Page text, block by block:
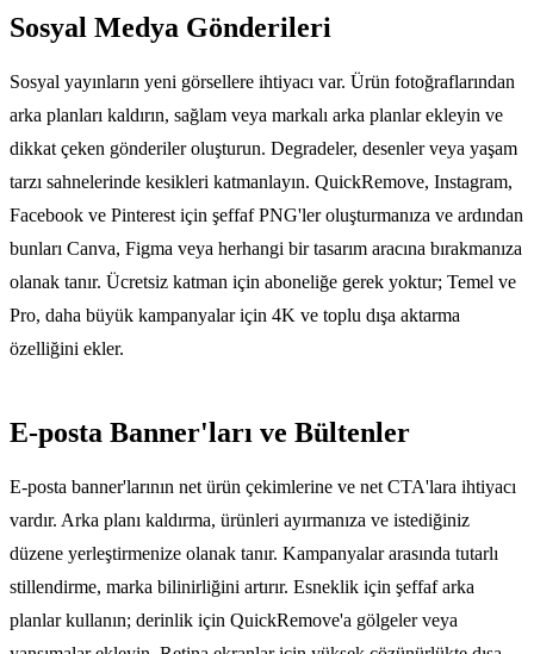
Sosyal Medya Gönderileri
Sosyal yayınların yeni görsellere ihtiyacı var. Ürün fotoğraflarından
arka planları kaldırın, sağlam veya markalı arka planlar ekleyin ve
dikkat çeken gönderiler oluşturun. Degradeler, desenler veya yaşam
tarzı sahnelerinde kesikleri katmanlayın. QuickRemove, Instagram,
Facebook ve Pinterest için şeffaf PNG'ler oluşturmanıza ve ardından
bunları Canva, Figma veya herhangi bir tasarım aracına bırakmanıza
olanak tanır. Ücretsiz katman için aboneliğe gerek yoktur; Temel ve
Pro, daha büyük kampanyalar için 4K ve toplu dışa aktarma
özelliğini ekler.
E-posta Banner'ları ve Bültenler
E-posta banner'larının net ürün çekimlerine ve net CTA'lara ihtiyacı
vardır. Arka planı kaldırma, ürünleri ayırmanıza ve istediğiniz
düzene yerleştirmenize olanak tanır. Kampanyalar arasında tutarlı
stillendirme, marka bilinirliğini artırır. Esneklik için şeffaf arka
planlar kullanın; derinlik için QuickRemove'a gölgeler veya